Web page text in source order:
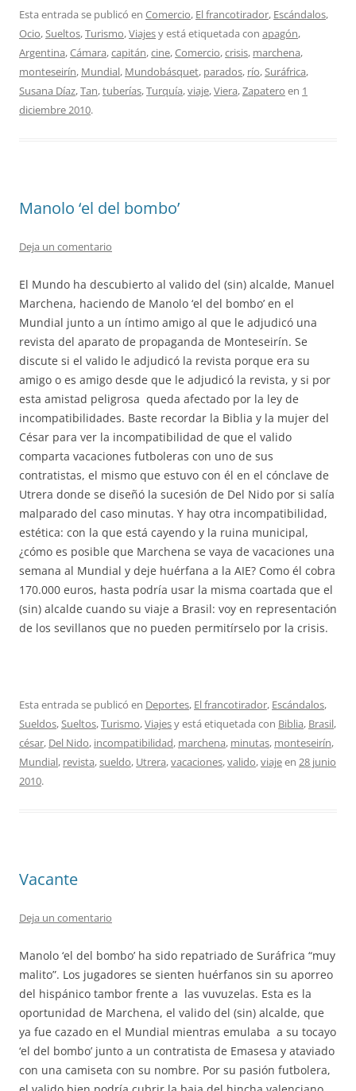
Esta entrada se publicó en Comercio, El francotirador, Escándalos,
Ocio,Sueltos,Turismo,Viajesy está etiquetada con apagón,
Argentina,Cámara,capitán,cine,Comercio,crisis, marchena,
monteseirín, Mundial, Mundobásquet, parados, río,Suráfrica,
Susana Díaz,Tan,tuberías,Turquía,viaje,Viera,Zapatero en 1
diciembre 2010.
Manolo ‘el del bombo’
Deja un comentario
El Mundo ha descubierto al valido del (sin) alcalde, Manuel
Marchena, haciendo de Manolo ‘el del bombo’ en el
Mundial junto a un íntimo amigo al que le adjudicó una
revista del aparato de propaganda de Monteseirín. Se
discute si el valido le adjudicó la revista porque era su
amigo o es amigo desde que le adjudicó la revista, y si por
esta amistad peligrosa queda afectado por la ley de
incompatibilidades. Baste recordar la Biblia y la mujer del
César para ver la incompatibilidad de que el valido
comparta vacaciones futboleras con uno de sus
contratistas, el mismo que estuvo con él en el cónclave de
Utrera donde se diseñó la sucesión de Del Nido por si salía
malparado del caso minutas. Y hay otra incompatibilidad,
estética: con la que está cayendo y la ruina municipal,
¿cómo es posible que Marchena se vaya de vacaciones una
semana al Mundial y deje huérfana a la AIE? Como él cobra
170.000 euros, hasta podría usar la misma coartada que el
(sin) alcalde cuando su viaje a Brasil: voy en representación
de los sevillanos que no pueden permitírselo por la crisis.
Esta entrada se publicó en Deportes, El francotirador, Escándalos,
Sueldos,Sueltos,Turismo,Viajesy está etiquetada con Biblia, Brasil,
césar, Del Nido, incompatibilidad, marchena, minutas, monteseirín,
Mundial, revista,sueldo, Utrera,vacaciones,valido,viajeen 28 junio
2010.
Vacante
Deja un comentario
Manolo ‘el del bombo’ ha sido repatriado de Suráfrica “muy
malito”. Los jugadores se sienten huérfanos sin su aporreo
del hispánico tambor frente a las vuvuzelas. Esta es la
oportunidad de Marchena, el valido del (sin) alcalde, que
ya fue cazado en el Mundial mientras emulaba a su tocayo
‘el del bombo’ junto a un contratista de Emasesa y ataviado
con una camiseta con su nombre. Por su pasión futbolera,